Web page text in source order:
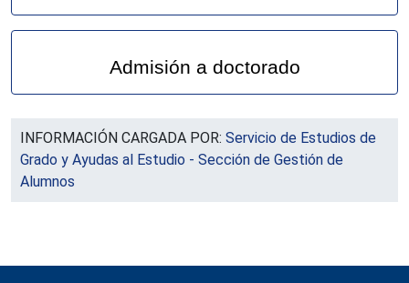
Admisión a doctorado
INFORMACIÓN CARGADA POR: Servicio de Estudios de
Grado y Ayudas al Estudio - Sección de Gestión de
Alumnos